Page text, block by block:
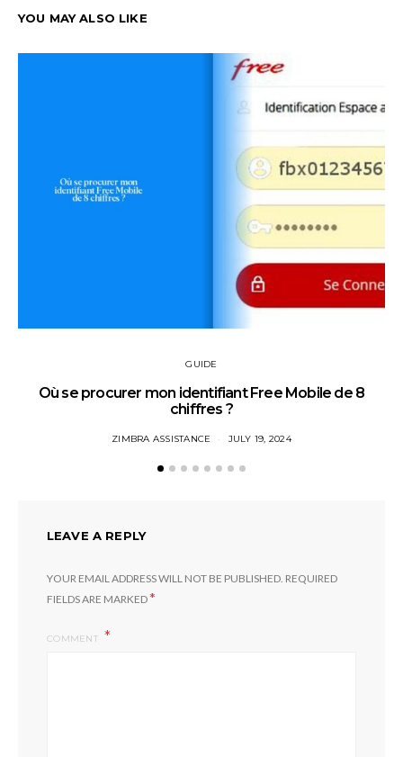
YOU MAY ALSO LIKE
GUIDE
Où se procurer mon identifiant Free Mobile de 8
chiffres ?
ZIMBRA ASSISTANCE JULY 19, 2024
LEAVE A REPLY
YOUR EMAIL ADDRESS WILL NOT BE PUBLISHED. REQUIRED
FIELDS ARE MARKED*
COMMENT